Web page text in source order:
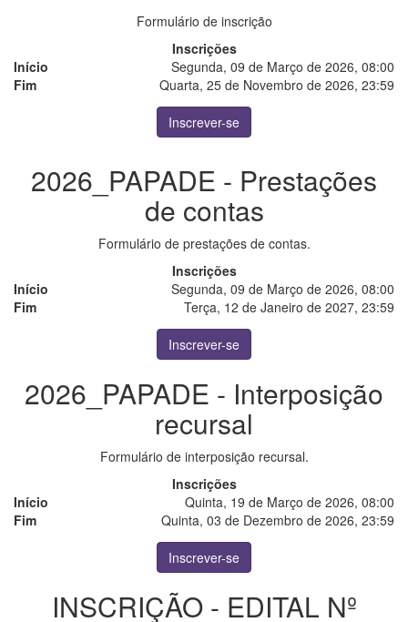
Formulário de inscrição
Inscrições
Início
Segunda, 09 de Março de 2026, 08:00
Fim
Quarta, 25 de Novembro de 2026, 23:59
Inscrever-se
2026_PAPADE - Prestações
de contas
Formulário de prestações de contas.
Inscrições
Início
Segunda, 09 de Março de 2026, 08:00
Fim
Terça, 12 de Janeiro de 2027, 23:59
Inscrever-se
2026_PAPADE - Interposição
recursal
Formulário de interposição recursal.
Inscrições
Início
Quinta, 19 de Março de 2026, 08:00
Fim
Quinta, 03 de Dezembro de 2026, 23:59
Inscrever-se
INSCRIÇÃO - EDITAL Nº